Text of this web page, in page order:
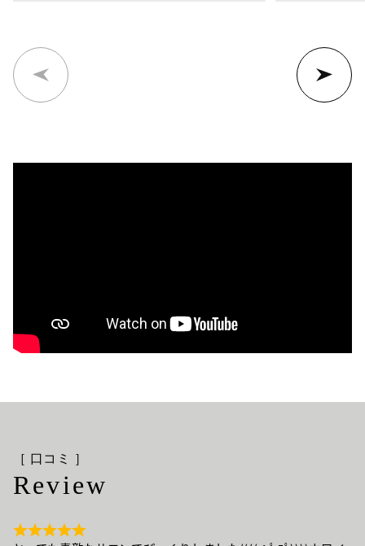
［ 口コミ ］
Review